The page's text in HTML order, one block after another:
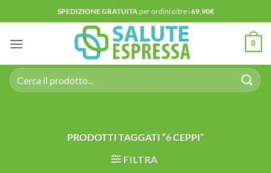
ai
contenuti
SPEDIZIONE GRATUITAper ordini oltre i69,90€
0
Cerca:
PRODOTTI TAGGATI “6 CEPPI”
FILTRA